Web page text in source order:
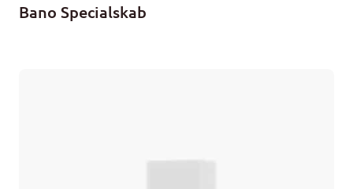
Bano Specialskab